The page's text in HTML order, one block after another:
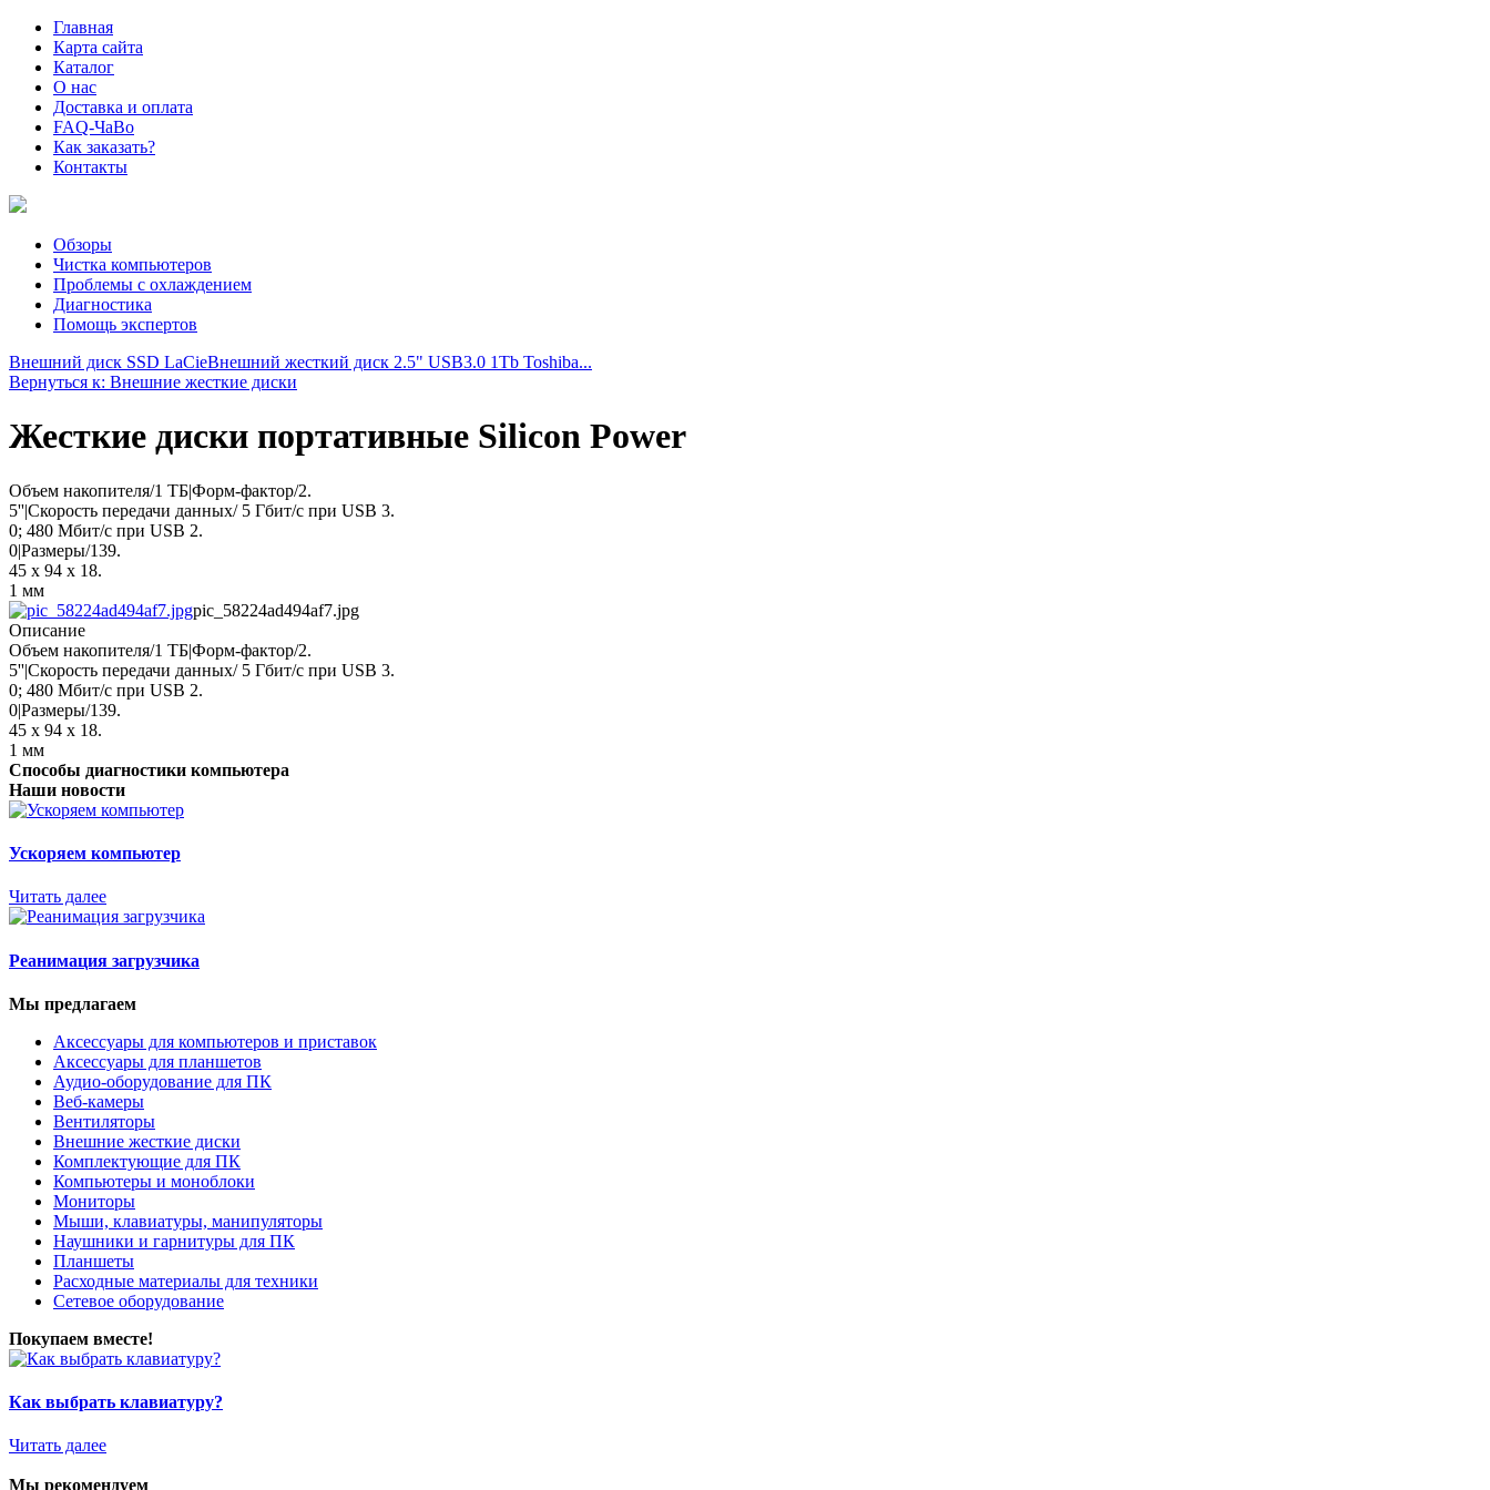
Главная
Карта сайта
Каталог
О нас
Доставка и оплата
FAQ-ЧаВо
Как заказать?
Контакты
Обзоры
Чистка компьютеров
Проблемы с охлаждением
Диагностика
Помощь экспертов
Внешний диск SSD LaCieВнешний жесткий диск 2.5" USB3.0 1Tb Toshiba...
Вернуться к: Внешние жесткие диски
Жесткие диски портативные Silicon Power
Объем накопителя/1 ТБ|Форм-фактор/2.
5''|Скорость передачи данных/ 5 Гбит/с при USB 3.
0; 480 Мбит/с при USB 2.
0|Размеры/139.
45 x 94 x 18.
1 мм
pic_58224ad494af7.jpg
Описание
Объем накопителя/1 ТБ|Форм-фактор/2.
5''|Скорость передачи данных/ 5 Гбит/с при USB 3.
0; 480 Мбит/с при USB 2.
0|Размеры/139.
45 x 94 x 18.
1 мм
Способы диагностики компьютера
Наши новости
Ускоряем компьютер
Читать далее
Реанимация загрузчика
Мы предлагаем
Аксессуары для компьютеров и приставок
Аксессуары для планшетов
Аудио-оборудование для ПК
Веб-камеры
Вентиляторы
Внешние жесткие диски
Комплектующие для ПК
Компьютеры и моноблоки
Мониторы
Мыши, клавиатуры, манипуляторы
Наушники и гарнитуры для ПК
Планшеты
Расходные материалы для техники
Сетевое оборудование
Покупаем вместе!
Как выбрать клавиатуру?
Читать далее
Мы рекомендуем